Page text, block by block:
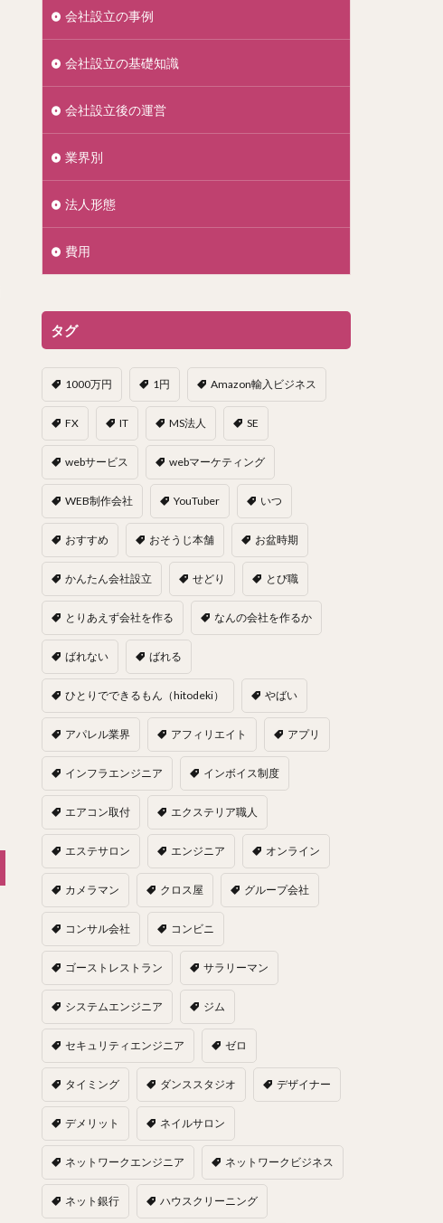
会社設立の事例
会社設立の基礎知識
会社設立後の運営
業界別
法人形態
費用
タグ
1000万円 1円 Amazon輸入ビジネス
FX IT MS法人 SE
webサービス webマーケティング
WEB制作会社 YouTuber いつ
おすすめ おそうじ本舗 お盆時期
かんたん会社設立 せどり とび職
とりあえず会社を作る なんの会社を作るか
ばれない ばれる
ひとりでできるもん（hitodeki） やばい
アパレル業界 アフィリエイト アプリ
インフラエンジニア インボイス制度
エアコン取付 エクステリア職人
エステサロン エンジニア オンライン
カメラマン クロス屋 グループ会社
コンサル会社 コンビニ
ゴーストレストラン サラリーマン
システムエンジニア ジム
セキュリティエンジニア ゼロ
タイミング ダンススタジオ デザイナー
デメリット ネイルサロン
ネットワークエンジニア ネットワークビジネス
ネット銀行 ハウスクリーニング